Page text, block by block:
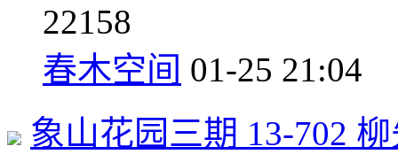
22158
春木空间 01-25 21:04
象山花园三期 13-702